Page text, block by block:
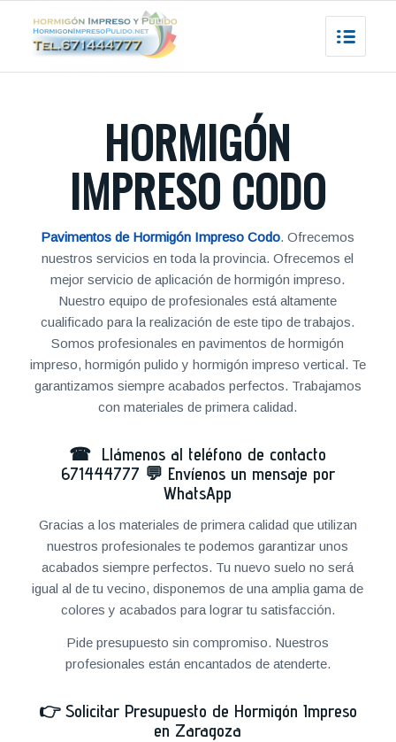
HORMIGÓN
IMPRESO CODO
Pavimentos de Hormigón Impreso Codo. Ofrecemos
nuestros servicios en toda la provincia. Ofrecemos el
mejor servicio de aplicación de hormigón impreso.
Nuestro equipo de profesionales está altamente
cualificado para la realización de este tipo de trabajos.
Somos profesionales en pavimentos de hormigón
impreso, hormigón pulido y hormigón impreso vertical. Te
garantizamos siempre acabados perfectos. Trabajamos
con materiales de primera calidad.
☎ Llámenos al teléfono de contacto
671444777 💬 Envíenos un mensaje por
WhatsApp
Gracias a los materiales de primera calidad que utilizan
nuestros profesionales te podemos garantizar unos
acabados siempre perfectos. Tu nuevo suelo no será
igual al de tu vecino, disponemos de una amplia gama de
colores y acabados para lograr tu satisfacción.
Pide presupuesto sin compromiso. Nuestros
profesionales están encantados de atenderte.
👉 Solicitar Presupuesto de Hormigón Impreso
en Zaragoza